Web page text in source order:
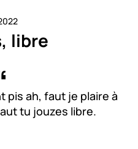
libre
pis ah, faut je plaire à
tu jouzes libre.